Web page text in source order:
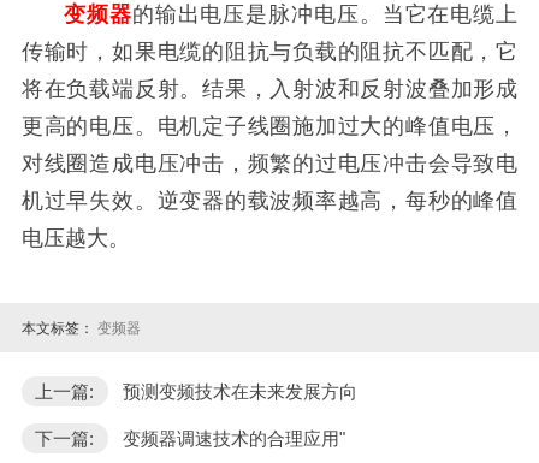
变频器的输出电压是脉冲电压。当它在电缆上
传输时，如果电缆的阻抗与负载的阻抗不匹配，它
将在负载端反射。结果，入射波和反射波叠加形成
更高的电压。电机定子线圈施加过大的峰值电压，
对线圈造成电压冲击，频繁的过电压冲击会导致电
机过早失效。逆变器的载波频率越高，每秒的峰值
电压越大。
本文标签： 变频器
上一篇: 预测变频技术在未来发展方向
下一篇: 变频器调速技术的合理应用"